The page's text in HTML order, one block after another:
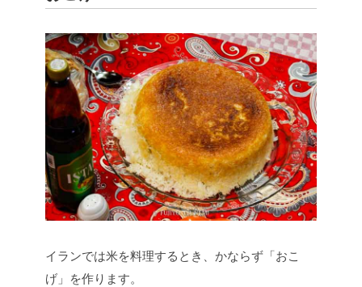
イランでは米を料理するとき、かならず「おこ
げ」を作ります。